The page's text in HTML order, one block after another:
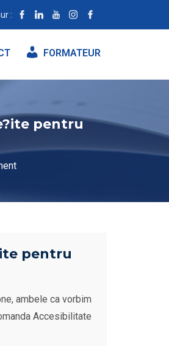
:
FORMATEUR
pentru
pentru
ambele ca vorbim
Accesibilitate